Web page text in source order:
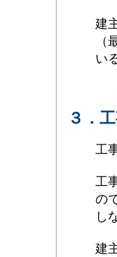
建
い
３．
工
工
の
し
建